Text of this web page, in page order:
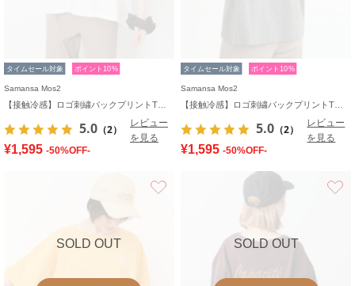
タイムセール対象 ポイント10%
Samansa Mos2
5.0 （2）
レビュー
を見る
¥1,595 -50%OFF-
タイムセール対象 ポイント10%
Samansa Mos2
5.0 （2）
レビュー
を見る
¥1,595 -50%OFF-
SOLD OUT SOLD OUT